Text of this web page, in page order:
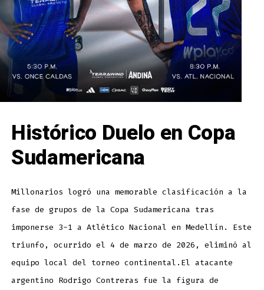
Histórico Duelo en Copa
Sudamericana
Millonarios logró una memorable clasificación a la
fase de grupos de la Copa Sudamericana tras
imponerse 3-1 a Atlético Nacional en Medellín. Este
triunfo, ocurrido el 4 de marzo de 2026, eliminó al
equipo local del torneo continental.El atacante
argentino Rodrigo Contreras fue la figura de